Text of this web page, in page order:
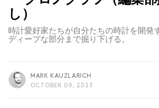
し）
時計愛好家たちが自分たちの時計を開発
ディープな部分まで掘り下げる。
MARK KAUZLARICH
OCTOBER 09, 2023